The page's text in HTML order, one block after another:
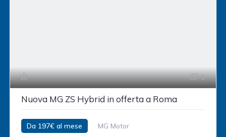
1
Nuova MG ZS Hybrid in offerta a Roma
Da 197€ al mese MG Motor